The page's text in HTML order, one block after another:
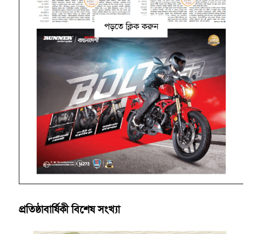
পড়তে ক্লিক করুন
প্রতিষ্ঠাবার্ষিকী বিশেষ সংখ্যা